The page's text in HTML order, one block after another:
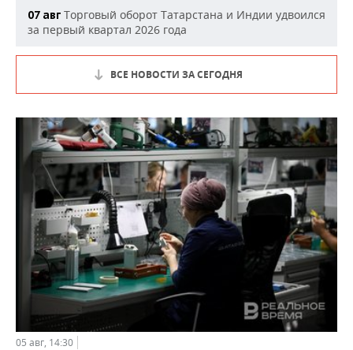
07 авг Торговый оборот Татарстана и Индии удвоился
за первый квартал 2026 года
ВСЕ НОВОСТИ ЗА СЕГОДНЯ
05 авг, 14:30